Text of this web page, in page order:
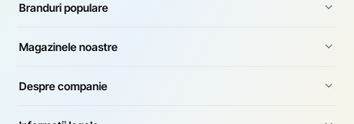
Branduri populare
Magazinele noastre
Despre companie